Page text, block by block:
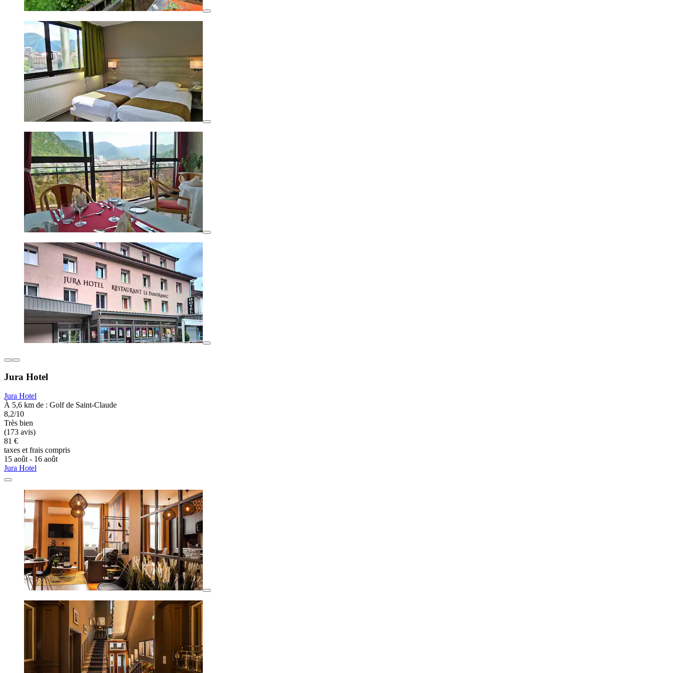
Jura Hotel
Jura Hotel
À 5,6 km de : Golf de Saint-Claude
8,2/10
Très bien
(173 avis)
81 €
taxes et frais compris
15 août - 16 août
Jura Hotel